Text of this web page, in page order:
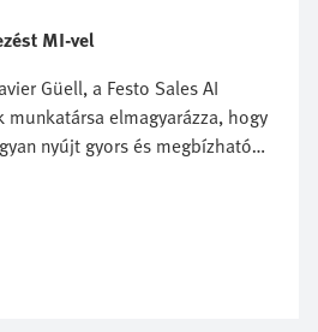
MI-vel
Güell, a Festo Sales AI
munkatársa elmagyarázza, hogy
nyújt gyors és megbízható
forrásaiból. Elmagyarázza,
szakértő hogyan segíti a
– a nap 24
napján. Ez igazi áttörést
területén dolgozó